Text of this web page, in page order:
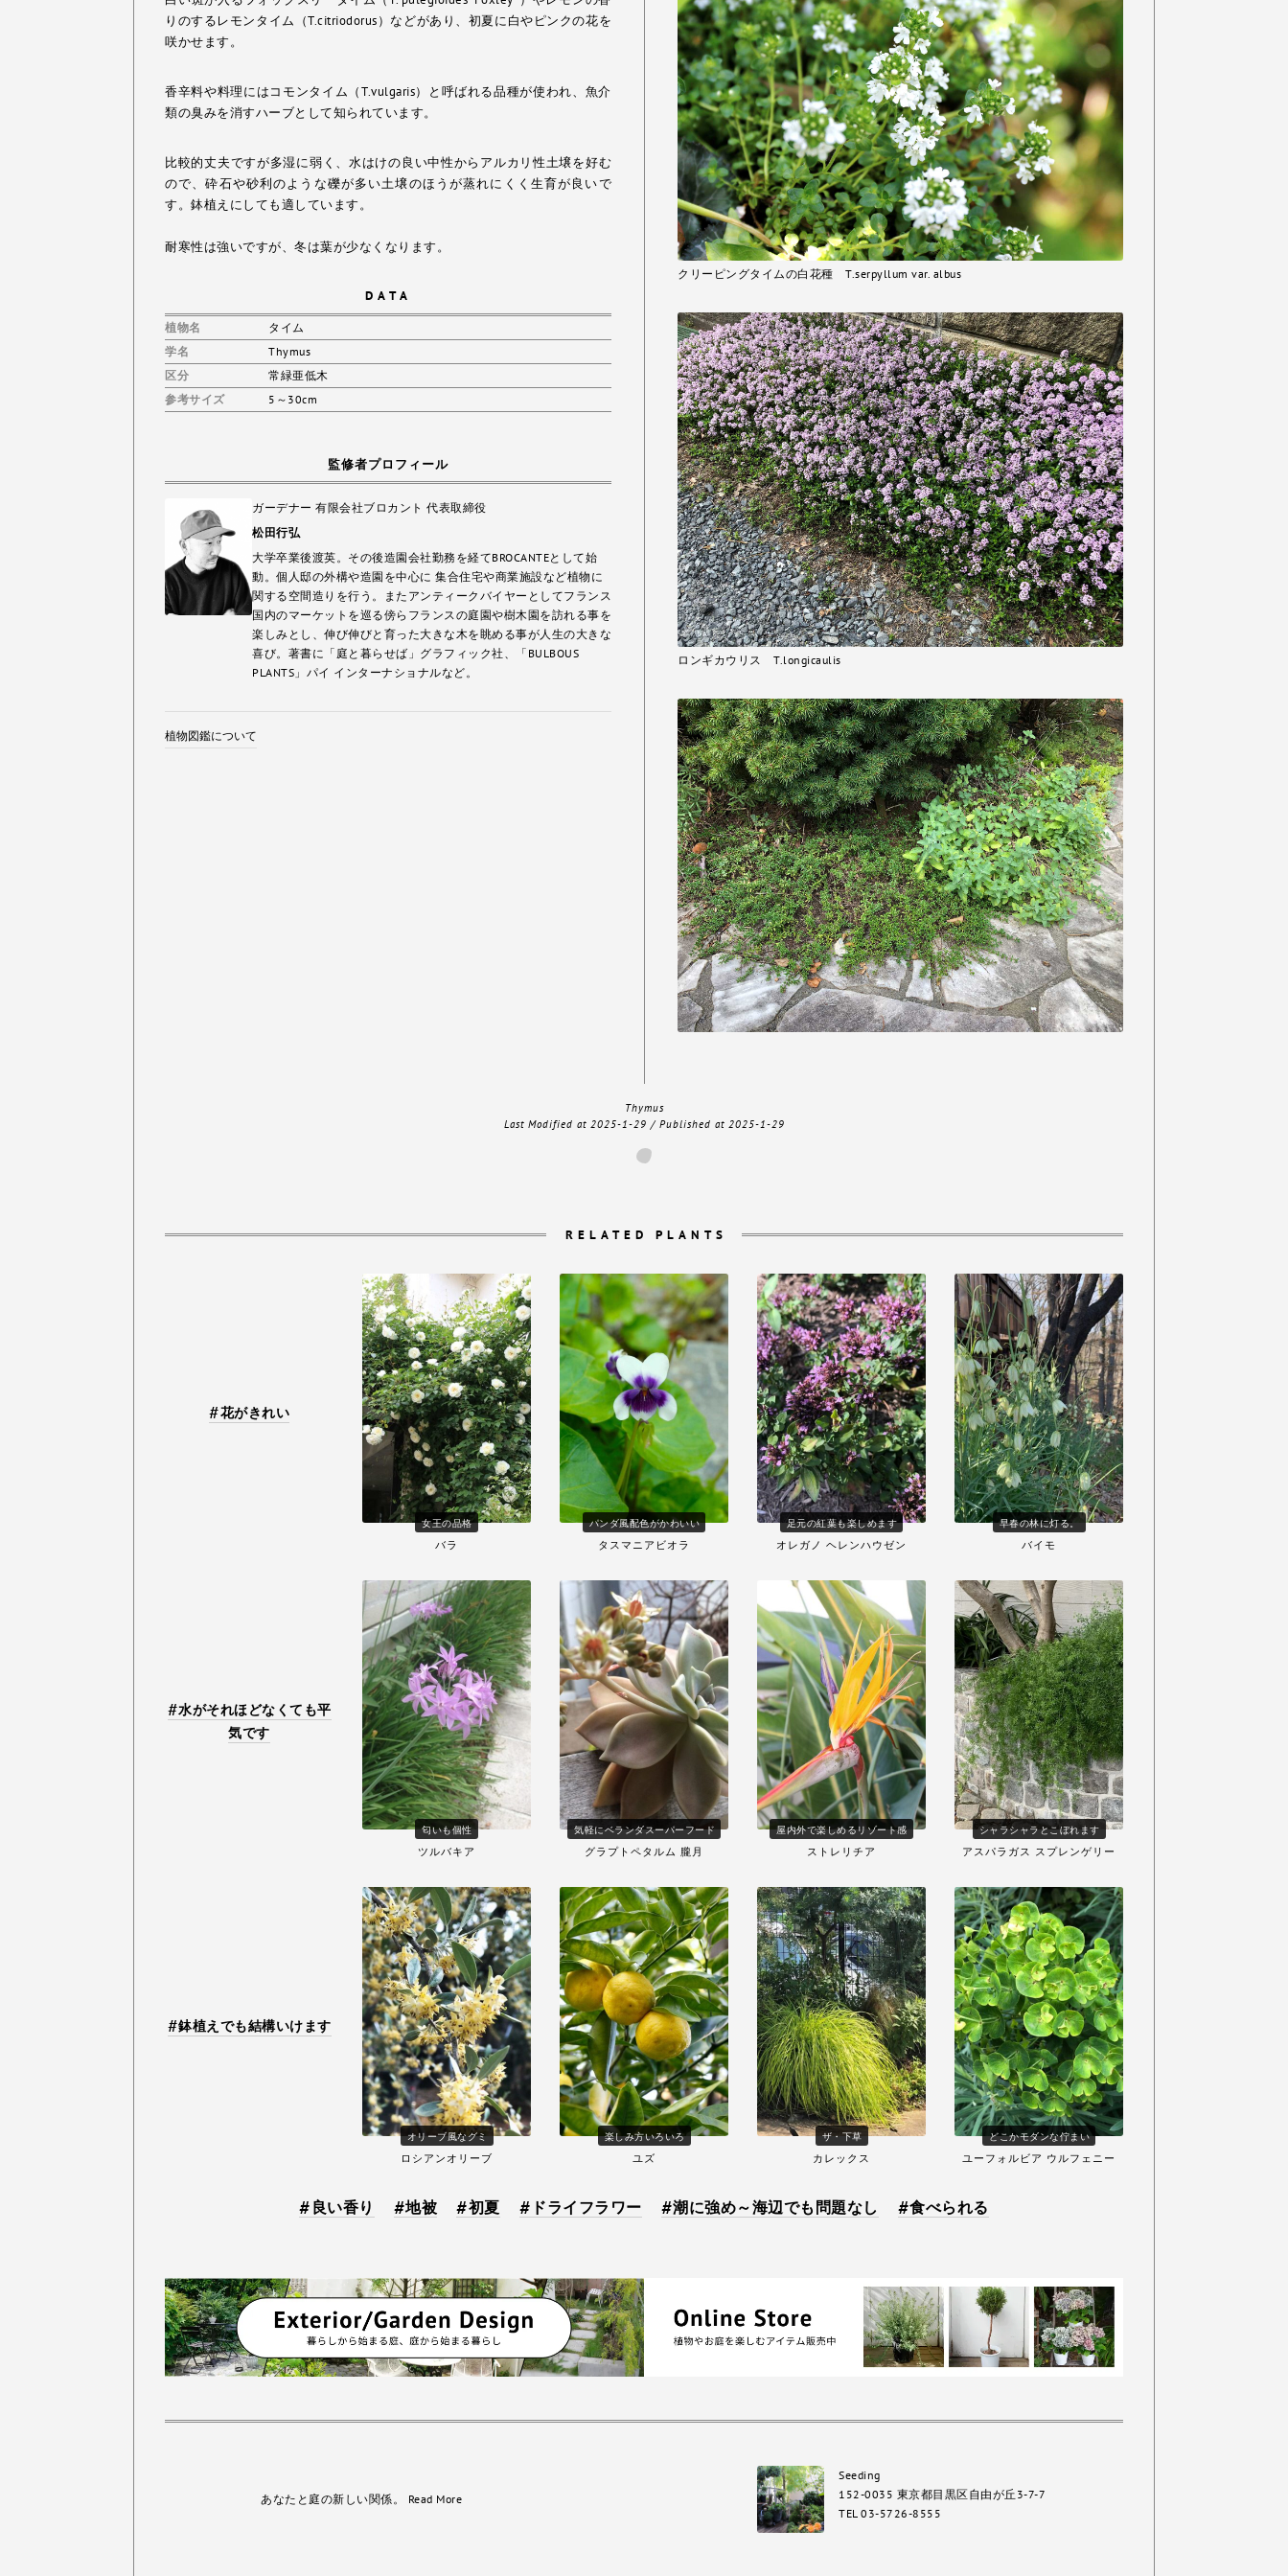
りのするレモンタイム（T.citriodorus）などがあり、初夏に白やピンクの花を
咲かせます。
香辛料や料理にはコモンタイム（T.vulgaris）と呼ばれる品種が使われ、魚介
類の臭みを消すハーブとして知られています。
比較的丈夫ですが多湿に弱く、水はけの良い中性からアルカリ性土壌を好む
ので、砕石や砂利のような礫が多い土壌のほうが蒸れにくく生育が良いで
す。鉢植えにしても適しています。
耐寒性は強いですが、冬は葉が少なくなります。
DATA
植物名
タイム
学名
Thymus
区分
常緑亜低木
参考サイズ
5～30cm
監修者プロフィール
ガーデナー 有限会社ブロカント 代表取締役
松田行弘
大学卒業後渡英。その後造園会社勤務を経てBROCANTEとして始
動。個人邸の外構や造園を中心に 集合住宅や商業施設など植物に
関する空間造りを行う。またアンティークバイヤーとしてフランス
国内のマーケットを巡る傍らフランスの庭園や樹木園を訪れる事を
楽しみとし、伸び伸びと育った大きな木を眺める事が人生の大きな
喜び。著書に「庭と暮らせば」グラフィック社、「BULBOUS
PLANTS」パイ インターナショナルなど。
植物図鑑について
クリーピングタイムの白花種 T.serpyllum var. albus
ロンギカウリス T.longicaulis
Thymus
Last Modified at 2025-1-29 / Published at 2025-1-29
RELATED PLANTS
花がきれい
女王の品格
バラ
パンダ風配色がかわいい
タスマニアビオラ
足元の紅葉も楽しめます
オレガノ ヘレンハウゼン
早春の林に灯る。
バイモ
水がそれほどなくても平
気です
匂いも個性
ツルバキア
気軽にベランダスーパーフード
グラプトペタルム 朧月
屋内外で楽しめるリゾート感
ストレリチア
シャラシャラとこぼれます
アスパラガス スプレンゲリー
鉢植えでも結構いけます
オリーブ風なグミ
ロシアンオリーブ
楽しみ方いろいろ
ユズ
ザ・下草
カレックス
どこかモダンな佇まい
ユーフォルビア ウルフェニー
良い香り 地被 初夏 ドライフラワー 潮に強め～海辺でも問題なし 食べられる
あなたと庭の新しい関係。 Read More
Seeding
152-0035 東京都目黒区自由が丘3-7-7
TEL 03-5726-8555